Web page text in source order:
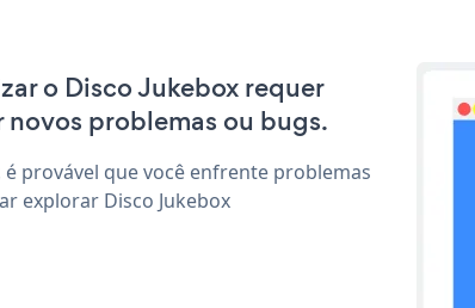
o Disco Jukebox requer
problemas ou bugs.
provável que você enfrente problemas
explorar Disco Jukebox